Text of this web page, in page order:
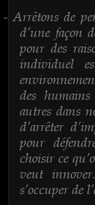
- Arrêtons de
d’une façon
pour des
individuel
des
autres dans
d’arrêter
pour
choisir ce
veut
s’occuper de